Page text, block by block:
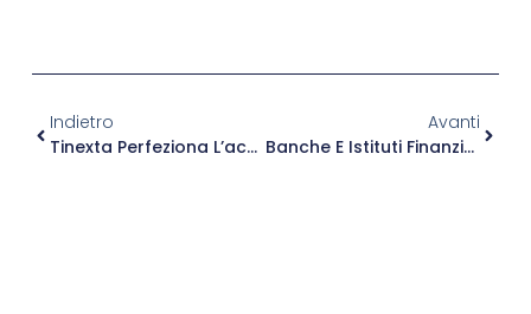
Indietro
Tinexta Perfeziona L’acquisizione Della Divisione Progetti E Soluzioni Di Corvallis
Avanti
Banche E Istituti Finanziari, Inderogabile Una Strategia Evoluta Di Cybersecurity